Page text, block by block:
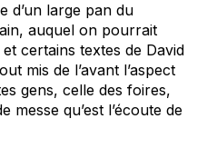
d’un large pan du
auquel on pourrait
certains textes de David
mis de l’avant l’aspect
gens, celle des foires,
messe qu’est l’écoute de